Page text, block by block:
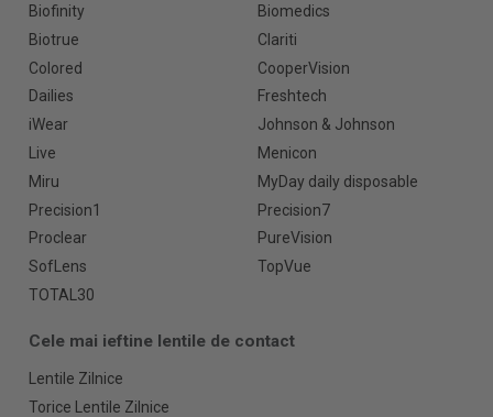
Biofinity
Biomedics
Biotrue
Clariti
Colored
CooperVision
Dailies
Freshtech
iWear
Johnson & Johnson
Live
Menicon
Miru
MyDay daily disposable
Precision1
Precision7
Proclear
PureVision
SofLens
TopVue
TOTAL30
Cele mai ieftine lentile de contact
Lentile Zilnice
Torice Lentile Zilnice